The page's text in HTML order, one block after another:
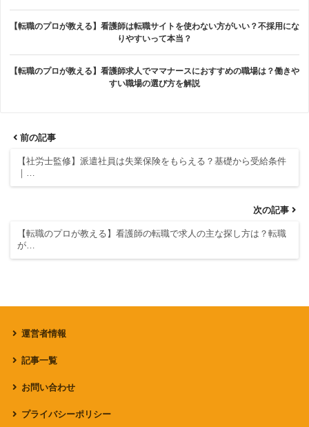
【転職のプロが教える】看護師は転職サイトを使わない方がいい？不採用にな
りやすいって本当？
【転職のプロが教える】看護師求人でママナースにおすすめの職場は？働きや
すい職場の選び方を解説
前の記事
【社労士監修】派遣社員は失業保険をもらえる？基礎から受給条件
｜…
次の記事
【転職のプロが教える】看護師の転職で求人の主な探し方は？転職
が…
運営者情報
記事一覧
お問い合わせ
プライバシーポリシー